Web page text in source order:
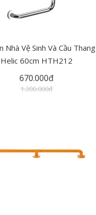
Nhà Vệ Sinh Và Cầu Thang
Helic 60cm HTH212
670.000đ
1.300.000đ